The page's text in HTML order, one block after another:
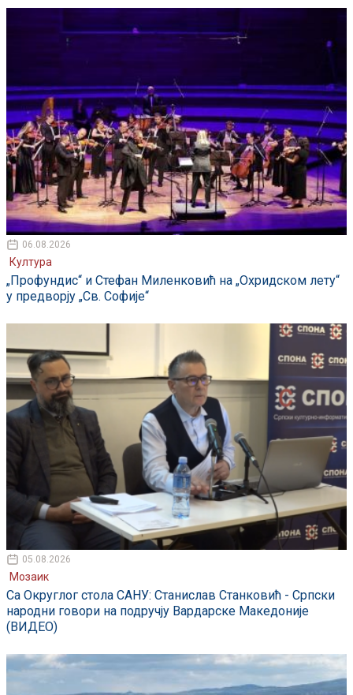
06.08.2026
Култура
„Профундис“ и Стефан Миленковић на „Охридском лету“
у предворју „Св. Софије“
05.08.2026
Мозаик
Са Округлог стола САНУ: Станислав Станковић - Српски
народни говори на подручју Вардарске Македоније
(ВИДЕО)